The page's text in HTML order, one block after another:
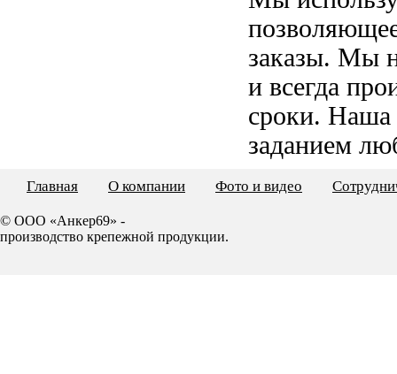
заказы. Мы
и всегда
сроки. Наша
заданием
Главная О компании Фото и видео
© ООО «Анкер69» -
производство крепежной продукции.